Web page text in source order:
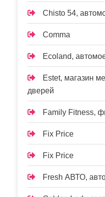
Chisto 54,
Comma
Ecoland,
Estet, магазин
дверей
Family Fitness,
Fix Price
Fix Price
Fresh АВТО,